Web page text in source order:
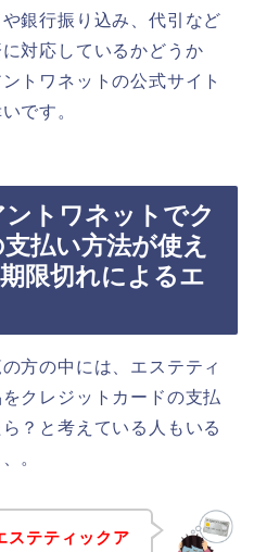
銀行振り込み、代引など
対応しているかどうか
トワネットの公式サイト
です。
トワネットでク
払い方法が使え
限切れによるエ
方の中には、エステティ
クレジットカードの支払
？と考えている人もいる
。
ステティックア